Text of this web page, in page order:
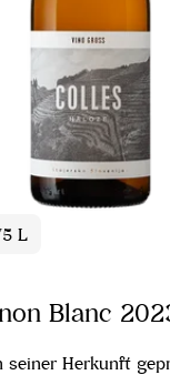
L
Blanc
seiner Herkunft